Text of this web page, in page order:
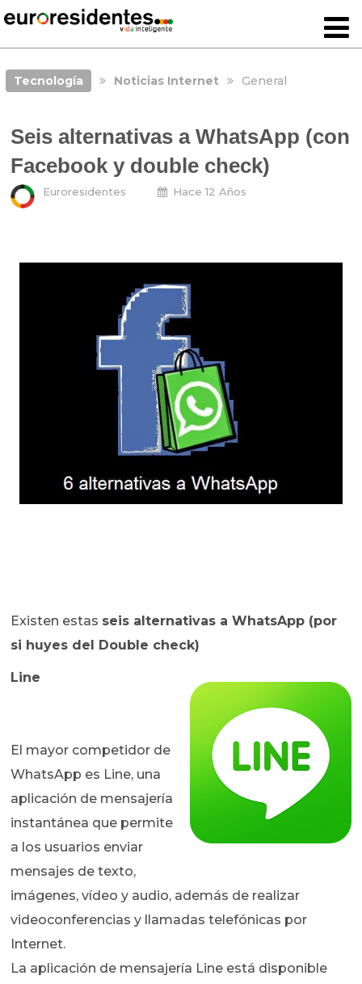
Tecnología Noticias Internet General
Seis alternativas a WhatsApp (con
Facebook y double check)
Euroresidentes Hace 12 Años
Existen estas seis alternativas a WhatsApp (por
si huyes del Double check)
Line
El mayor competidor de
WhatsApp es Line, una
aplicación de mensajería
instantánea que permite
a los usuarios enviar
mensajes de texto,
imágenes, vídeo y audio, además de realizar
videoconferencias y llamadas telefónicas por
Internet.
La aplicación de mensajería Line está disponible